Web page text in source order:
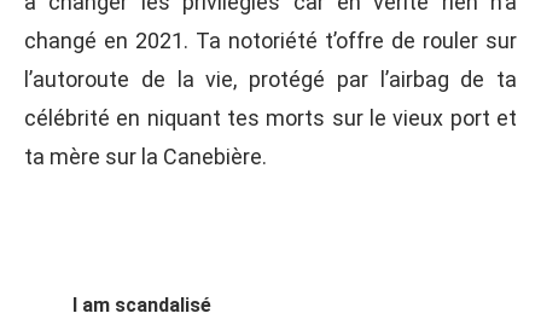
changé en 2021. Ta notoriété t’offre de rouler sur
l’autoroute de la vie, protégé par l’airbag de ta
célébrité en niquant tes morts sur le vieux port et
ta mère sur la Canebière.
I am scandalisé